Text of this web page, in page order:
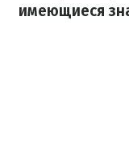
имеющиеся